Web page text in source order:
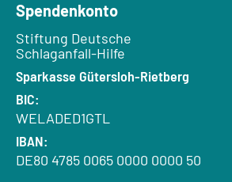
Spendenkonto
Empfänger:
Stiftung Deutsche
Schlaganfall-Hilfe
Bank:
Sparkasse Gütersloh-Rietberg
BIC:
WELADED1GTL
IBAN:
DE80 4785 0065 0000 0000 50